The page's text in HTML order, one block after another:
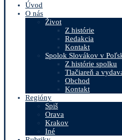
Úvod
O nás
Život
Z histórie
Redakcia
Kontakt
Spolok Slovákov v
Z histórie spolku
Tlačiareň a
Obchod
Kontakt
Regióny
Spiš
Orava
Krakov
Iné